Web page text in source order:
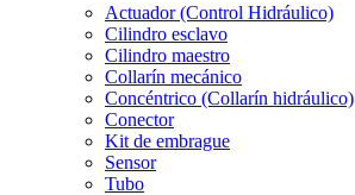
Actuador (Control Hidráulico)
Cilindro esclavo
Cilindro maestro
Collarín mecánico
Concéntrico (Collarín hidráulico)
Conector
Kit de embrague
Sensor
Tubo